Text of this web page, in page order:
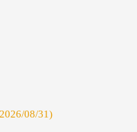
08/31)